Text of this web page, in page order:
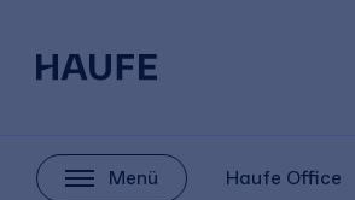
Menü Haufe Office